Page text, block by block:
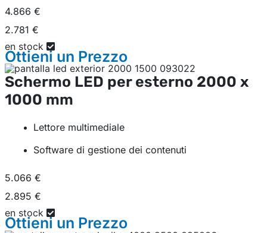
4.866 €
2.781 €
en stock
Ottieni un Prezzo
Schermo LED per esterno 2000 x
1000 mm
Lettore multimediale
Software di gestione dei contenuti
5.066 €
2.895 €
en stock
Ottieni un Prezzo